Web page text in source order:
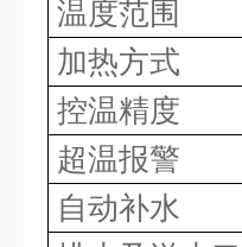
温度范围
加热方式
控温精度
超温报警
自动补水